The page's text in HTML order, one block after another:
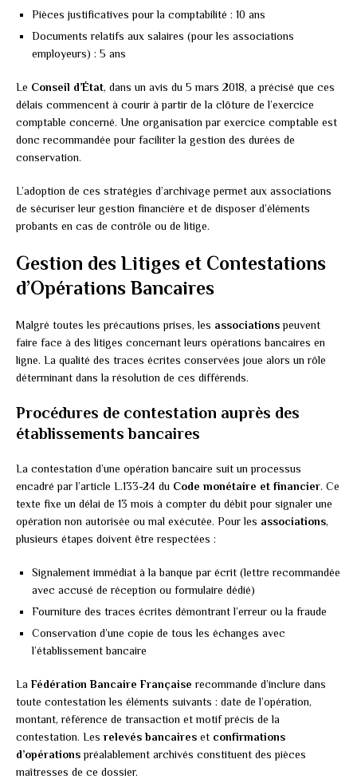
Pièces justificatives pour la comptabilité : 10 ans
Documents relatifs aux salaires (pour les associations
employeurs) : 5 ans
Le Conseil d’État, dans un avis du 5 mars 2018, a précisé que ces
délais commencent à courir à partir de la clôture de l’exercice
comptable concerné. Une organisation par exercice comptable est
donc recommandée pour faciliter la gestion des durées de
conservation.
L’adoption de ces stratégies d’archivage permet aux associations
de sécuriser leur gestion financière et de disposer d’éléments
probants en cas de contrôle ou de litige.
Gestion des Litiges et Contestations
d’Opérations Bancaires
Malgré toutes les précautions prises, les associationspeuvent
faire face à des litiges concernant leurs opérations bancaires en
ligne. La qualité des traces écrites conservées joue alors un rôle
déterminant dans la résolution de ces différends.
Procédures de contestation auprès des
établissements bancaires
La contestation d’une opération bancaire suit un processus
encadré par l’article L.133-24 du Code monétaire et financier. Ce
texte fixe un délai de 13 mois à compter du débit pour signaler une
opération non autorisée ou mal exécutée. Pour les associations,
plusieurs étapes doivent être respectées :
Signalement immédiat à la banque par écrit (lettre recommandée
avec accusé de réception ou formulaire dédié)
Fourniture des traces écrites démontrant l’erreur ou la fraude
Conservation d’une copie de tous les échanges avec
l’établissement bancaire
La Fédération Bancaire Française recommande d’inclure dans
toute contestation les éléments suivants : date de l’opération,
montant, référence de transaction et motif précis de la
contestation. Les relevés bancaires et confirmations
d’opérationspréalablement archivés constituent des pièces
maîtresses de ce dossier.